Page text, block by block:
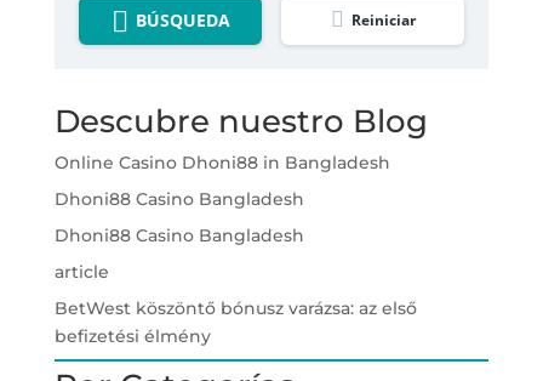
BÚSQUEDA Reiniciar
Descubre nuestro Blog
Online Casino Dhoni88 in Bangladesh
Dhoni88 Casino Bangladesh
Dhoni88 Casino Bangladesh
article
BetWest köszöntő bónusz varázsa: az első
befizetési élmény